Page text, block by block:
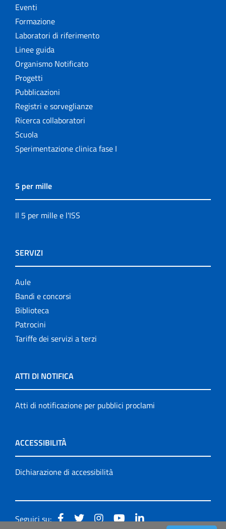
Eventi
Formazione
Laboratori di riferimento
Linee guida
Organismo Notificato
Progetti
Pubblicazioni
Registri e sorveglianze
Ricerca collaboratori
Scuola
Sperimentazione clinica fase I
5 per mille
Il 5 per mille e l'ISS
SERVIZI
Aule
Bandi e concorsi
Biblioteca
Patrocini
Tariffe dei servizi a terzi
ATTI DI NOTIFICA
Atti di notificazione per pubblici proclami
ACCESSIBILITÀ
Dichiarazione di accessibilità
Seguici su: